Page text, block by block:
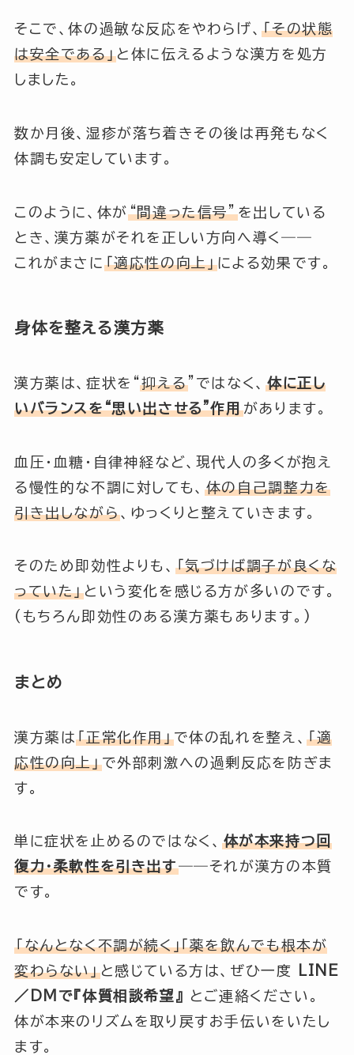
そこで、体の過敏な反応をやわらげ、「その状態
は安全である」 と体に伝えるような漢方を処方
しました。
数か月後、湿疹が落ち着きその後は再発もなく
体調も安定しています。
このように、体が “間違った信号”を出している
とき、漢方薬がそれを正しい方向へ導く――
これがまさに 「適応性の向上」による効果です。
身体を整える漢方薬
漢方薬は、症状を“抑える”ではなく、
体に正し
いバランスを“思い出させる”作用があります。
血圧・血糖・自律神経など、現代人の多くが抱え
る慢性的な不調に対しても、
体の自己調整力を
引き出しながら、ゆっくりと整えていきます。
そのため即効性よりも、 「気づけば調子が良くな
っていた」という変化を感じる方が多いのです。
(もちろん即効性のある漢方薬もあります。)
まとめ
漢方薬は「正常化作用」で体の乱れを整え、「適
応性の向上」で外部刺激への過剰反応を防ぎま
す。
単に症状を止めるのではなく、 体が本来持つ回
復力・柔軟性を引き出す――それが漢方の本質
です。
「なんとなく不調が続く」「薬を飲んでも根本が
変わらない」と感じている方は、ぜひ一度
LINE
／DMで『体質相談希望』 とご連絡ください。
体が本来のリズムを取り戻すお手伝いをいたし
ます。